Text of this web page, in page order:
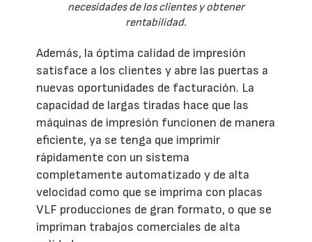
necesidades de los clientes y obtener
rentabilidad.
Además, la óptima calidad de impresión
satisface a los clientes y abre las puertas a
nuevas oportunidades de facturación. La
capacidad de largas tiradas hace que las
máquinas de impresión funcionen de manera
eficiente, ya se tenga que imprimir
rápidamente con un sistema
completamente automatizado y de alta
velocidad como que se imprima con placas
VLF producciones de gran formato, o que se
impriman trabajos comerciales de alta